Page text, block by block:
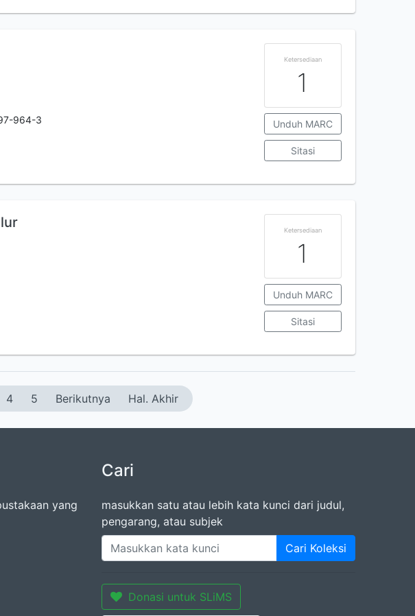
964-3
Ketersediaan
1
Unduh MARC
Sitasi
Ketersediaan
1
Unduh MARC
Sitasi
4 5 Berikutnya Hal. Akhir
yang
Cari
masukkan satu atau lebih kata kunci dari judul,
pengarang, atau subjek
Cari Koleksi
Donasi untuk SLiMS